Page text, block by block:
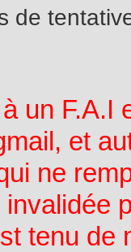
de
un F.A.I
et
ne
tenu de